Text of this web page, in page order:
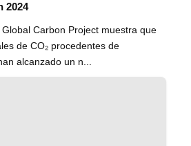
2024
Carbon Project muestra que
de CO₂ procedentes de
alcanzado un n...